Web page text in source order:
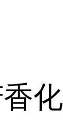
化